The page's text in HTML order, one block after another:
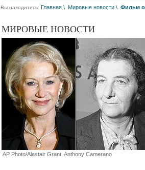
Вы находитесь: Главная \ Мировые новости \ Фильм о
МИРОВЫЕ НОВОСТИ
AP Photo/Alastair Grant, Anthony Camerano